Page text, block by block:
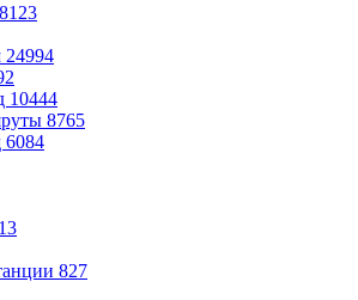
24994
10444
8765
6084
827